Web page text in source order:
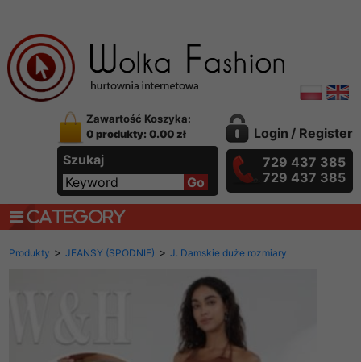
Zawartość Koszyka:
0 produkty: 0.00 zł
Szukaj
Login / Register
729 437 385
729 437 385
CATEGORY
Produkty > JEANSY (SPODNIE) > J. Damskie duże rozmiary